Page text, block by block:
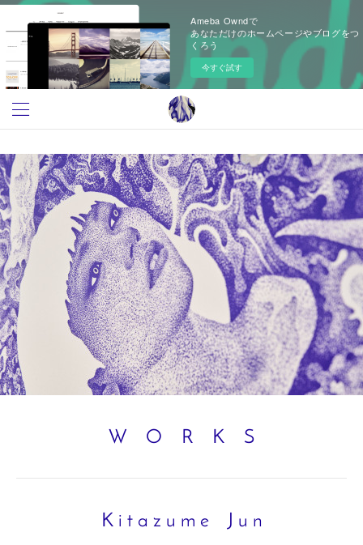
Ameba Owndで
あなただけのホームページやブログをつ
くろう
今すぐ試す
W O R K S
K i t a z u m e J u n